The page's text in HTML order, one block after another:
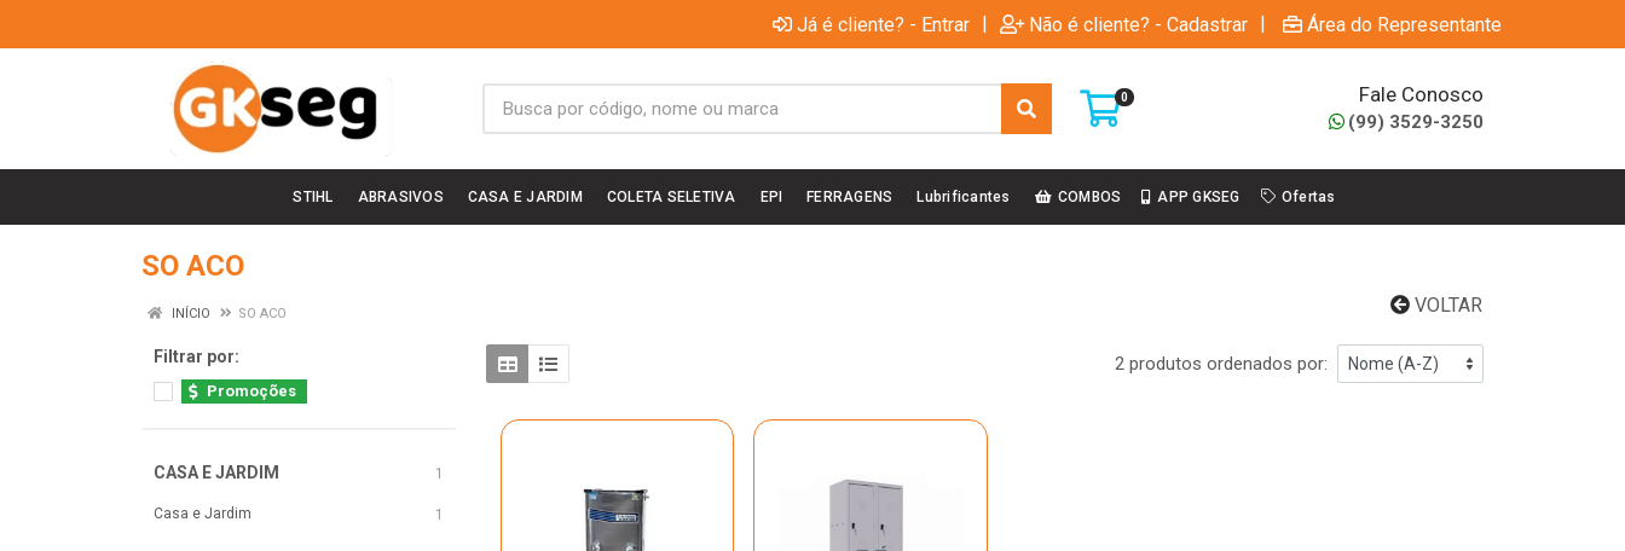
Já é cliente? - Entrar | Não é cliente? - Cadastrar | Área do Representante
0 Fale Conosco
(99) 3529-3250
STIHL ABRASIVOS CASA E JARDIM COLETA SELETIVA EPI FERRAGENS Lubrificantes COMBOS APP GKSEG Ofertas
SO ACO
VOLTAR
INÍCIO SO ACO
Filtrar por:
Promoções
CASA E JARDIM 1
Casa e Jardim 1
2 produtos ordenados por: